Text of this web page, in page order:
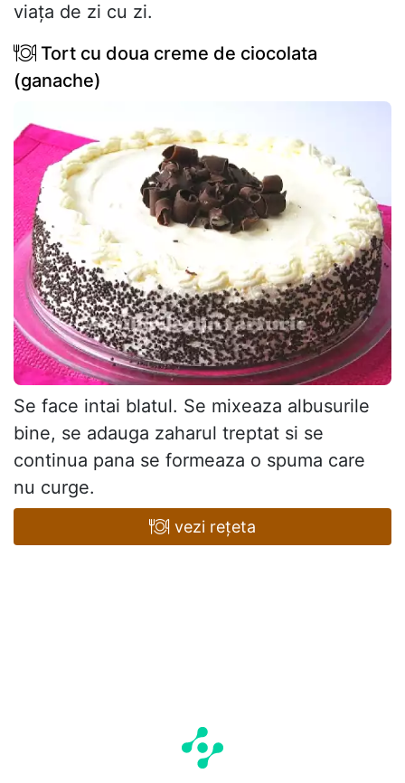
viața de zi cu zi.
Tort cu doua creme de ciocolata
(ganache)
Se face intai blatul. Se mixeaza albusurile
bine, se adauga zaharul treptat si se
continua pana se formeaza o spuma care
nu curge.
vezi rețeta